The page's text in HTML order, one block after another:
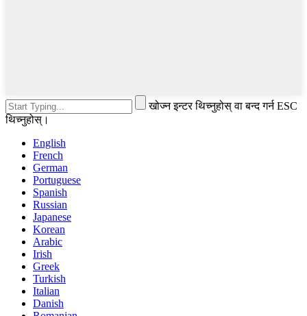
खोज्न इन्टर थिच्नुहोस् वा बन्द गर्न ESC
थिच्नुहोस्।
English
French
German
Portuguese
Spanish
Russian
Japanese
Korean
Arabic
Irish
Greek
Turkish
Italian
Danish